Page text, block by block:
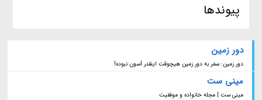
پیوندها
دور زمین
دور زمین: سفر به دور زمین هیچوقت اینقدر آسون نبوده!
مینی ست
مینی ست | مجله خانواده و موفقیت